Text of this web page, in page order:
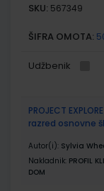
SKU: 567349
ŠIFRA OMOTA:
Udžbenik
PROJECT
razred osnovne
Autor(i): Sylvia
Nakladnik: PROFIL
DOM